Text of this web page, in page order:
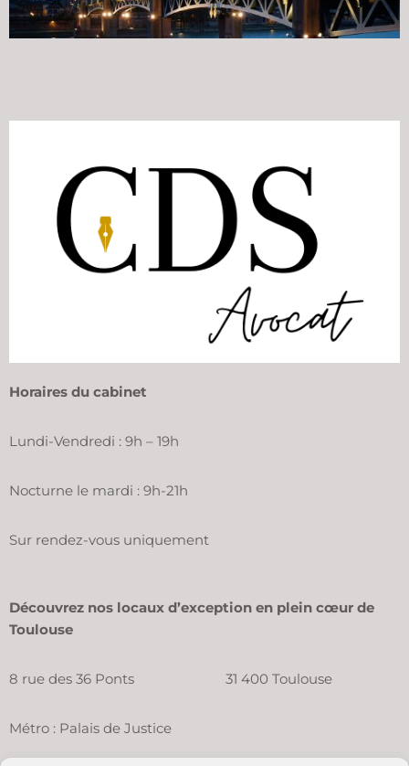
Horaires du cabinet
Lundi-Vendredi : 9h – 19h
Nocturne le mardi : 9h-21h
Sur rendez-vous uniquement
Découvrez nos locaux d’exception en plein cœur de
Toulouse
8 rue des 36 Ponts 31 400 Toulouse
Métro : Palais de Justice